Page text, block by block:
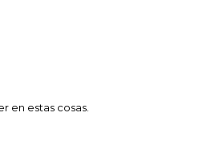
en estas cosas.